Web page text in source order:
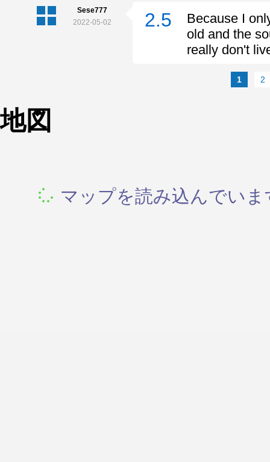
Sese777
2022-05-02
2.5
Because I
old and the
really don't
1 2
地図
マップを読み込んでいま